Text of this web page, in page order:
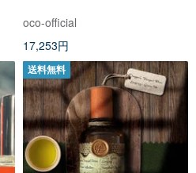
oco-official
17,253円
送料無料